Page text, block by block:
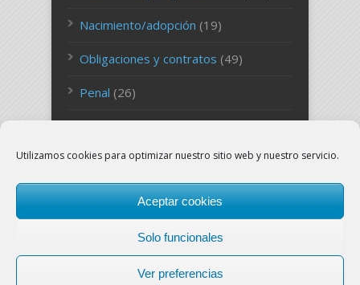
Utilizamos cookies para optimizar nuestro sitio web y nuestro servicio.
Aceptar cookies
Solo funcionales
Ver preferencias
Nacimiento/adopción (19)
Obligaciones y contratos (49)
Penal (26)
Persona(27)
Sucesiones(26)
Uncategorized(127)